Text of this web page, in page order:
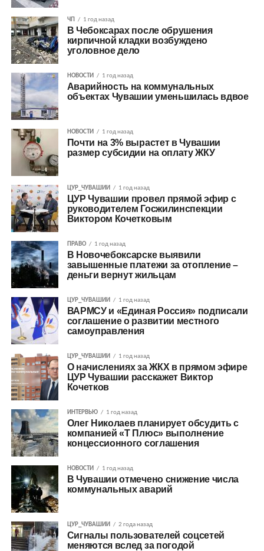
ЧП 1 год назад
В Чебоксарах после обрушения
кирпичной кладки возбуждено
уголовное дело
НОВОСТИ 1 год назад
Аварийность на коммунальных
объектах Чувашии уменьшилась вдвое
НОВОСТИ 1 год назад
Почти на 3% вырастет в Чувашии
размер субсидии на оплату ЖКУ
ЦУР_ЧУВАШИИ 1 год назад
ЦУР Чувашии провел прямой эфир с
руководителем Госжилинспекции
Виктором Кочетковым
ПРАВО 1 год назад
В Новочебоксарске выявили
завышенные платежи за отопление –
деньги вернут жильцам
ЦУР_ЧУВАШИИ 1 год назад
ВАРМСУ и «Единая Россия» подписали
соглашение о развитии местного
самоуправления
ЦУР_ЧУВАШИИ 1 год назад
О начислениях за ЖКХ в прямом эфире
ЦУР Чувашии расскажет Виктор
Кочетков
ИНТЕРВЬЮ 1 год назад
Олег Николаев планирует обсудить с
компанией «Т Плюс» выполнение
концессионного соглашения
НОВОСТИ 1 год назад
В Чувашии отмечено снижение числа
коммунальных аварий
ЦУР_ЧУВАШИИ 2 года назад
Сигналы пользователей соцсетей
меняются вслед за погодой